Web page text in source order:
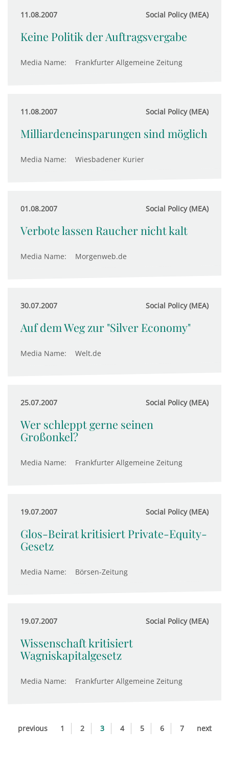
11.08.2007 Social Policy (MEA)
Keine Politik der Auftragsvergabe
Media Name: Frankfurter Allgemeine Zeitung
11.08.2007 Social Policy (MEA)
Milliardeneinsparungen sind möglich
Media Name: Wiesbadener Kurier
01.08.2007 Social Policy (MEA)
Verbote lassen Raucher nicht kalt
Media Name: Morgenweb.de
30.07.2007 Social Policy (MEA)
Auf dem Weg zur "Silver Economy"
Media Name: Welt.de
25.07.2007 Social Policy (MEA)
Wer schleppt gerne seinen
Großonkel?
Media Name: Frankfurter Allgemeine Zeitung
19.07.2007 Social Policy (MEA)
Glos-Beirat kritisiert Private-Equity-
Gesetz
Media Name: Börsen-Zeitung
19.07.2007 Social Policy (MEA)
Wissenschaft kritisiert
Wagniskapitalgesetz
Media Name: Frankfurter Allgemeine Zeitung
previous 1 2 3 4 5 6 7 next